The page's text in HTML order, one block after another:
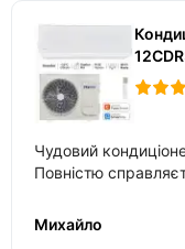
Чудовий
Повністю
Михайло